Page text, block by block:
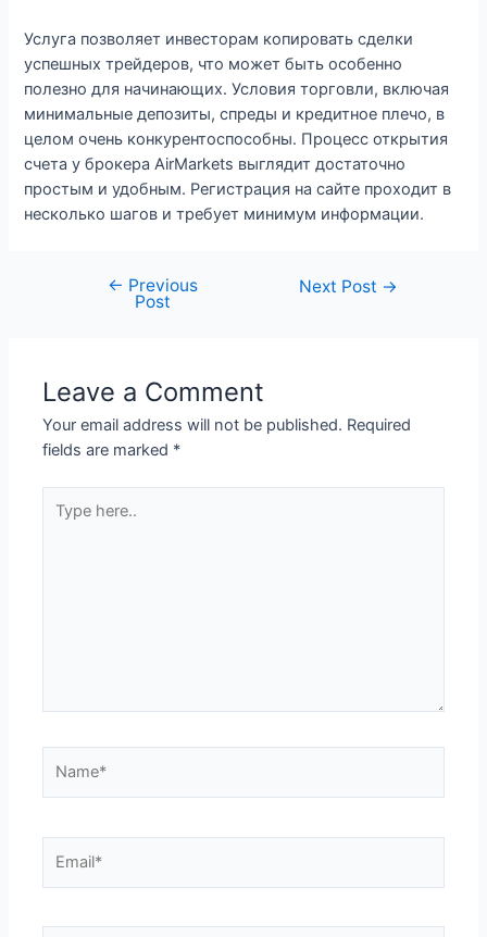
Услуга позволяет инвесторам копировать сделки
успешных трейдеров, что может быть особенно
полезно для начинающих. Условия торговли, включая
минимальные депозиты, спреды и кредитное плечо, в
целом очень конкурентоспособны. Процесс открытия
счета у брокера AirMarkets выглядит достаточно
простым и удобным. Регистрация на сайте проходит в
несколько шагов и требует минимум информации.
navigation
← Previous
Post
Next Post →
Leave a Comment
Your email address will not be published. Required
fields are marked *
here..